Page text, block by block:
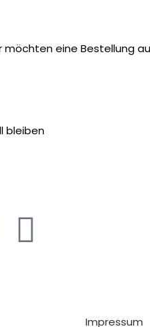
eine Bestellung
bleiben
Impressum